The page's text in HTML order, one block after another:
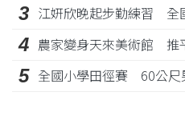
3 江姸欣晚起步勤練習 全
4 農家變身天來美術館 推
5 全國小學田徑賽 60公尺